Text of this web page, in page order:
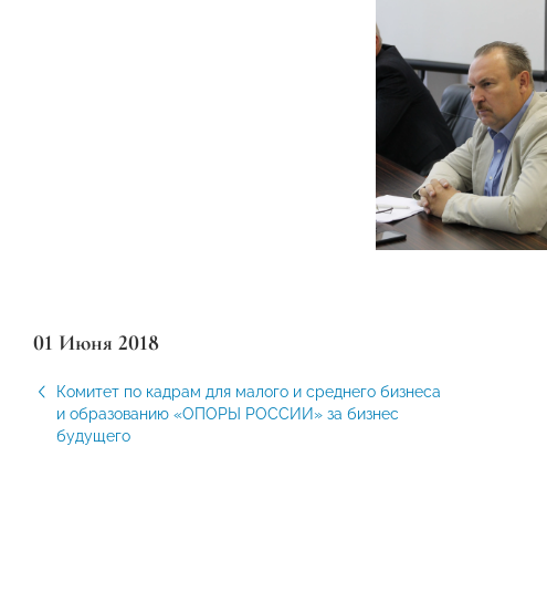
01 Июня 2018
Комитет по кадрам для малого и среднего бизнеса
и образованию «ОПОРЫ РОССИИ» за бизнес
будущего